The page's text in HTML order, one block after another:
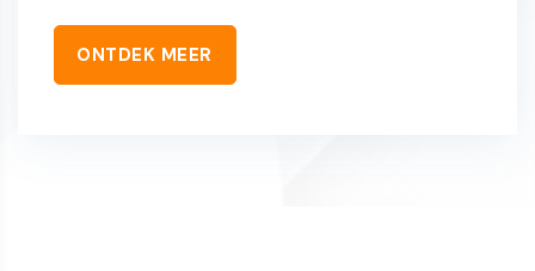
ONTDEK MEER